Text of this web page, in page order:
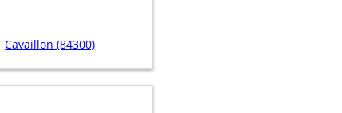
Cavaillon (84300)